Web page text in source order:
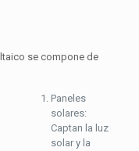
se compone de
Paneles
solares:
Captan la luz
solar y la